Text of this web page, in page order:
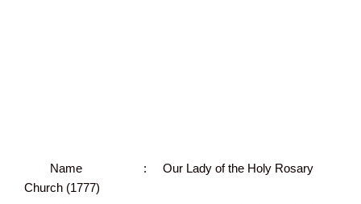
Name : Our Lady of the Holy Rosary
Church (1777)